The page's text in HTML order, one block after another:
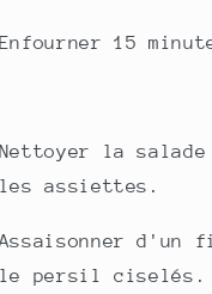
Enfourner 15
Nettoyer la
les assiettes.
le persil ciselés.